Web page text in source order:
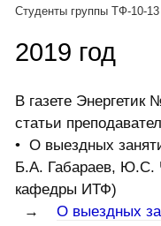
Студенты группы ТФ-10-
2019 год
В газете
статьи
• О выездных
Б.А. Габараев, Ю.С.
кафедры ИТФ)
→ О выездных